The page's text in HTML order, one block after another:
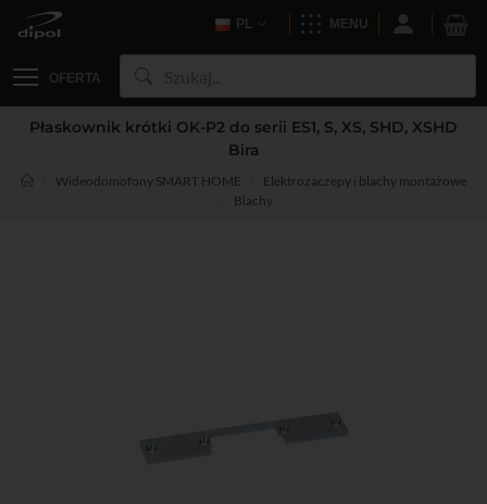
PL MENU
OFERTA
Płaskownik krótki OK-P2 do serii ES1, S, XS, SHD, XSHD
Bira
Wideodomofony SMART HOME
Elektrozaczepy i blachy montażowe
Blachy